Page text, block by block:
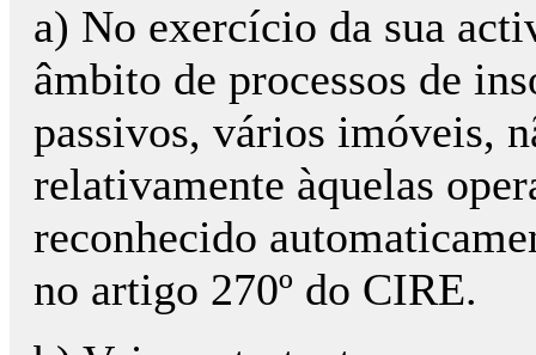
a) No exercício da sua
âmbito de processos de
passivos, vários imóveis,
relativamente àquelas
reconhecido
no artigo 270º do CIRE.